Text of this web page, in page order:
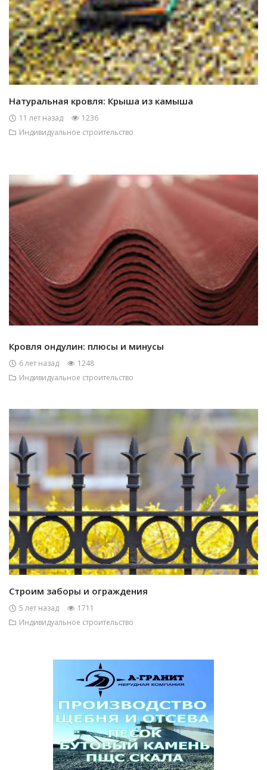
Натуральная кровля: Крыша из камыша
11 лет назад
1236
Индивидуальное строительство
Кровля ондулин: плюсы и минусы
6 лет назад
1248
Индивидуальное строительство
Строим заборы и ограждения
5 лет назад
1711
Индивидуальное строительство